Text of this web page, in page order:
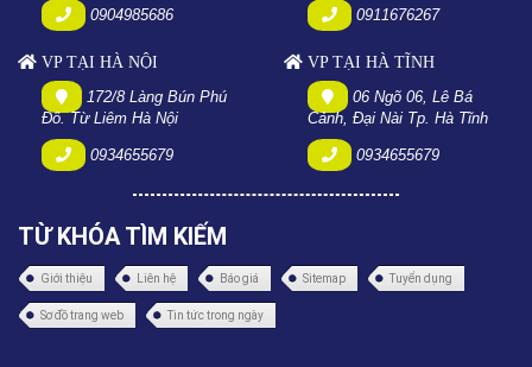
0904985686 0911676267
VP TẠI HÀ NỘI
172/8 Làng Bún Phú
Đô. Từ Liêm Hà Nội
0934655679
VP TẠI HÀ TĨNH
06 Ngõ 06, Lê Bá
Cảnh, Đại Nài Tp. Hà Tĩnh
0934655679
TỪ KHÓA TÌM KIẾM
Giới thiệu Liên hệ Báo giá Sitemap Tuyển dụng
Sơ đồ trang web Tin tức trong ngày